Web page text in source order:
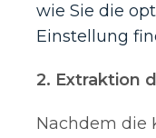
wie Sie die
Einstellung
2. Extraktion
Nachdem die